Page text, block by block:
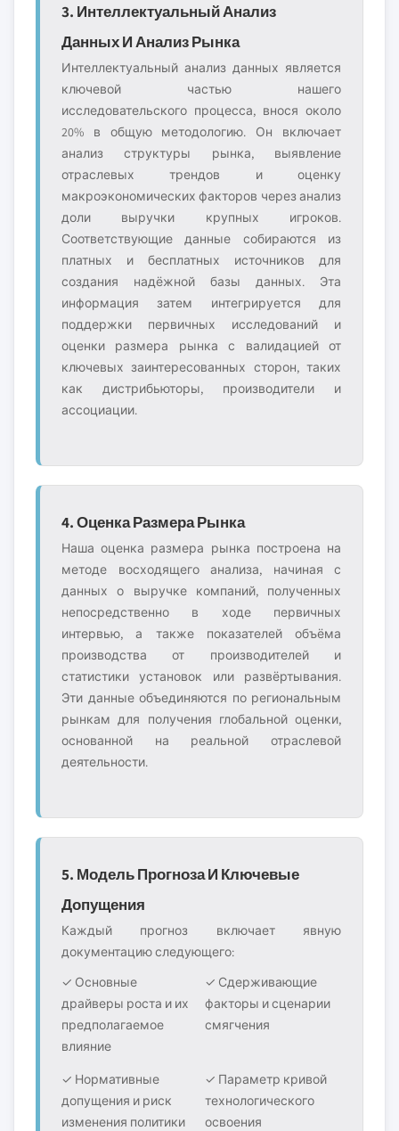
3. Интеллектуальный Анализ
Данных И Анализ Рынка
Интеллектуальный анализ данных является
ключевой частью нашего
исследовательского процесса, внося около
20% в общую методологию. Он включает
анализ структуры рынка, выявление
отраслевых трендов и оценку
макроэкономических факторов через анализ
доли выручки крупных игроков.
Соответствующие данные собираются из
платных и бесплатных источников для
создания надёжной базы данных. Эта
информация затем интегрируется для
поддержки первичных исследований и
оценки размера рынка с валидацией от
ключевых заинтересованных сторон, таких
как дистрибьюторы, производители и
ассоциации.
4. Оценка Размера Рынка
Наша оценка размера рынка построена на
методе восходящего анализа, начиная с
данных о выручке компаний, полученных
непосредственно в ходе первичных
интервью, а также показателей объёма
производства от производителей и
статистики установок или развёртывания.
Эти данные объединяются по региональным
рынкам для получения глобальной оценки,
основанной на реальной отраслевой
деятельности.
5. Модель Прогноза И Ключевые
Допущения
Каждый прогноз включает явную
документацию следующего:
✓ Основные
драйверы роста и их
предполагаемое
влияние
✓ Сдерживающие
факторы и сценарии
смягчения
✓ Нормативные
допущения и риск
изменения политики
✓ Параметр кривой
технологического
освоения